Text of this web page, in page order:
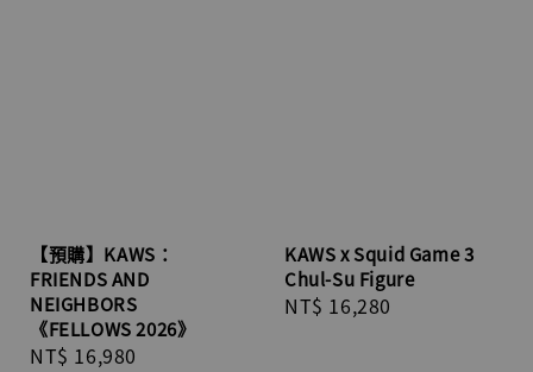
【預購】KAWS：
FRIENDS AND
NEIGHBORS
《FELLOWS 2026》
Regular
NT$ 16,980
KAWS x Squid Game 3
Chul-Su Figure
Regular
NT$ 16,280